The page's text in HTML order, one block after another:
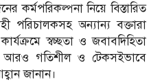
কর্মপরিকল্পনা নিয়ে বিস্তারিত
পরিচালকসহ অন্যান্য বক্তারা
স্বচ্ছতা ও জবাবদিহিতা
আরও গতিশীল ও টেকসইভাবে
জানান।